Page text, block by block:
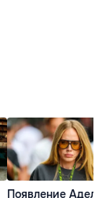
Появление Адель